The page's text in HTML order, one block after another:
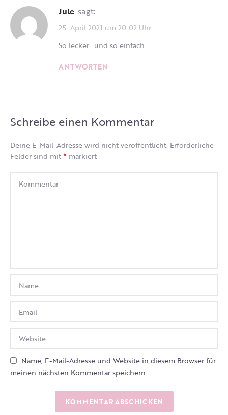
Jule sagt:
25. April 2021 um 20:02 Uhr
So lecker.. und so einfach..
ANTWORTEN
Schreibe einen Kommentar
Deine E-Mail-Adresse wird nicht veröffentlicht. Erforderliche
Felder sind mit* markiert
Name, E-Mail-Adresse und Website in diesem Browser für
meinen nächsten Kommentar speichern.